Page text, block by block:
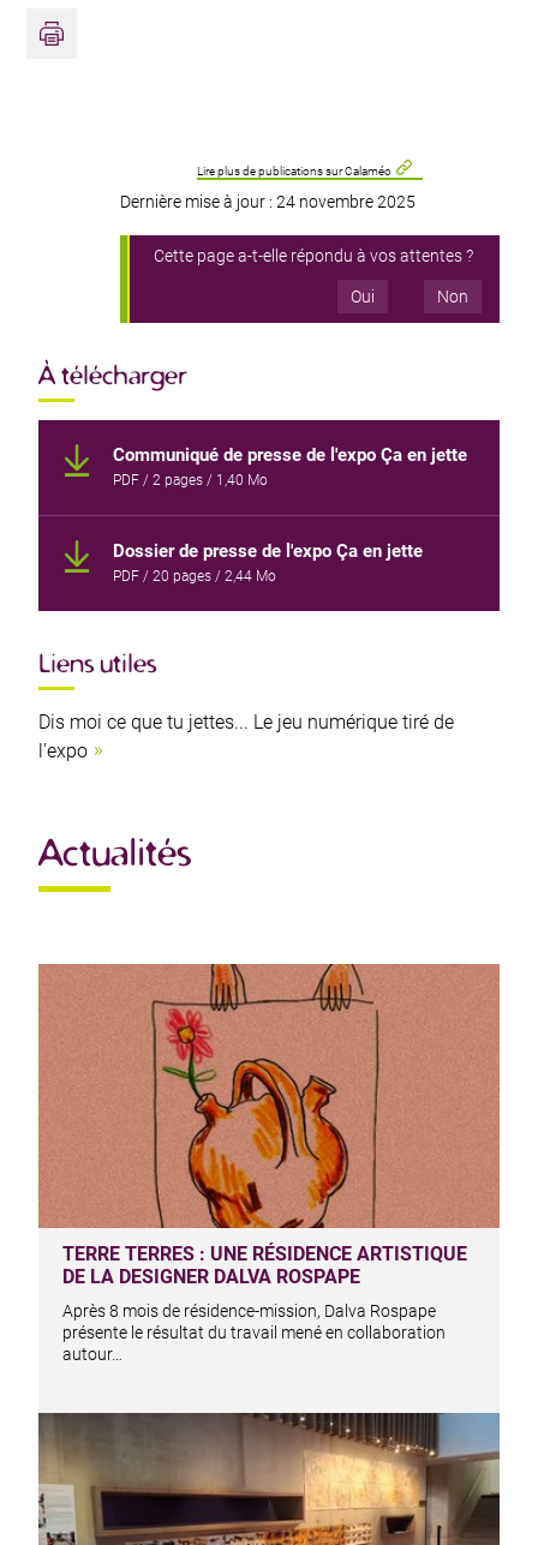
Lire plus de publications sur Calaméo
Dernière mise à jour : 24 novembre 2025
Cette page a-t-elle répondu à vos attentes ?
Non
Oui
À télécharger
Communiqué de presse de l'expo Ça en jette
PDF / 2 pages / 1,40 Mo
Dossier de presse de l'expo Ça en jette
PDF / 20 pages / 2,44 Mo
Liens utiles
Dis moi ce que tu jettes... Le jeu numérique tiré de
l'expo
Actualités
TERRE TERRES : UNE RÉSIDENCE ARTISTIQUE
DE LA DESIGNER DALVA ROSPAPE
Après 8 mois de résidence-mission, Dalva Rospape
présente le résultat du travail mené en collaboration
autour…